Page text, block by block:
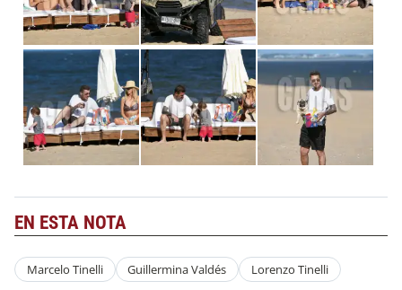
EN ESTA NOTA
Marcelo Tinelli Guillermina Valdés Lorenzo Tinelli